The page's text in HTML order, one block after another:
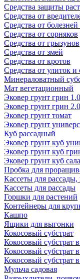
Средства защиты
Средства от
Средства от болезней
Средства от сорняков
Средства от грызунов
Средства от змей
Средства от кротов
Средства от улиток и
Минераловатный
Мат вегетационный
Эковер грунт грин 1.0
Эковер грунт грин 2.0
Эковер грунт томат
Эковер грунт
Куб рассадный
Эковер грунт куб
Эковер грунт куб
Эковер грунт куб
Пробка для
Кассеты для
Кассеты для рассады
Горшки для растений
Контейнеры для
Кашпо
Ящики для выгонки
Кокосовый субстрат
Кокосовый субстрат
Кокосовый субстрат
Кокосовый субстрат
Мульча садовая